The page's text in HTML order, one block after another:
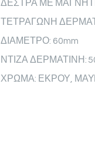
ΔΕΣΤΡΑ ΜΕ
ΤΕΤΡΑΓΩΝΗ
ΔΙΑΜΕΤΡΟ: 60mm
ΝΤΙΖΑ ΔΕΡΜΑΤΙΝΗ:
ΧΡΩΜΑ: ΕΚΡΟΥ,